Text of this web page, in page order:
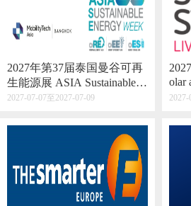
2027年第37届泰国曼谷可再
生能源展 ASIA Sustainable E
nergy Week
2027-07-07至2027-07-09
olar